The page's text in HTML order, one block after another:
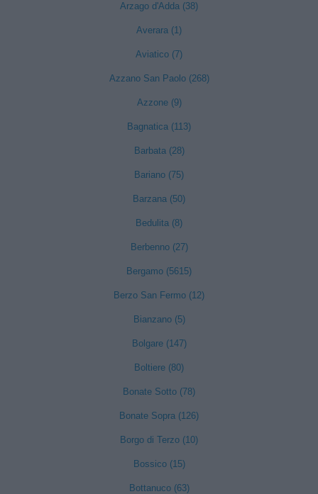
Arzago d'Adda (38)
Averara (1)
Aviatico (7)
Azzano San Paolo (268)
Azzone (9)
Bagnatica (113)
Barbata (28)
Bariano (75)
Barzana (50)
Bedulita (8)
Berbenno (27)
Bergamo (5615)
Berzo San Fermo (12)
Bianzano (5)
Bolgare (147)
Boltiere (80)
Bonate Sotto (78)
Bonate Sopra (126)
Borgo di Terzo (10)
Bossico (15)
Bottanuco (63)